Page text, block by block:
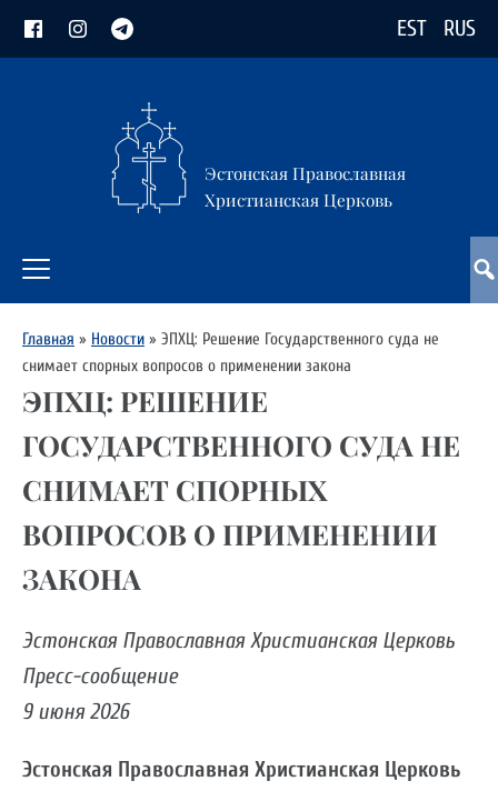
EST RUS
Эстонская Православная
Христианская Церковь
Главная » Новости » ЭПХЦ: Решение Государственного суда не
снимает спорных вопросов о применении закона
ЭПХЦ: РЕШЕНИЕ
ГОСУДАРСТВЕННОГО СУДА НЕ
СНИМАЕТ СПОРНЫХ
ВОПРОСОВ О ПРИМЕНЕНИИ
ЗАКОНА
Эстонская Православная Христианская Церковь
Пресс-сообщение
9 июня 2026
Эстонская Православная Христианская Церковь